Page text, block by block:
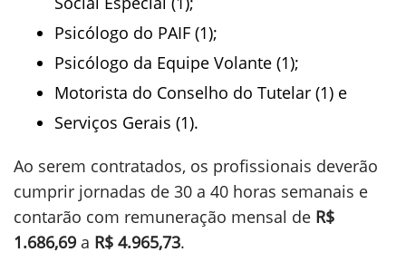
Psicólogo do PAIF (1);
Psicólogo da Equipe Volante (1);
Motorista do Conselho do Tutelar (1) e
Serviços Gerais (1).
Ao serem contratados, os profissionais deverão
cumprir jornadas de 30 a 40 horas semanais e
contarão com remuneração mensal de R$
1.686,69 a R$ 4.965,73.